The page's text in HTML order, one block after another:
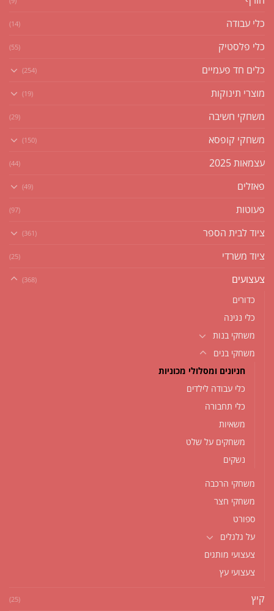
כלי עבודה (14)
כלי פלסטיק (55)
כלים חד פעמיים (254)
מוצרי תינוקות (19)
משחקי חשיבה (29)
משחקי קופסא (150)
עצמאות 2025 (44)
פאזלים (49)
פעוטות (97)
ציוד לבית הספר (361)
ציוד משרדי (25)
צעצועים (368)
כדורים
כלי נגינה
משחקי בנות
משחקי בנים
חניונים ומסלולי מכוניות
כלי עבודה לילדים
כלי תחבורה
משאיות
משחקים על שלט
נשקים
משחקי הרכבה
משחקי חצר
ספורט
על גלגלים
צעצועי מותגים
צעצועי עץ
קיץ (25)